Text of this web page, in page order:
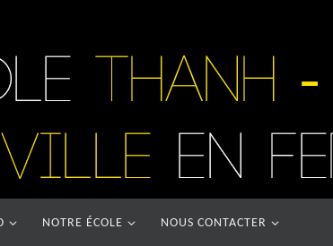
NOTRE ÉCOLE NOUS CONTACTER